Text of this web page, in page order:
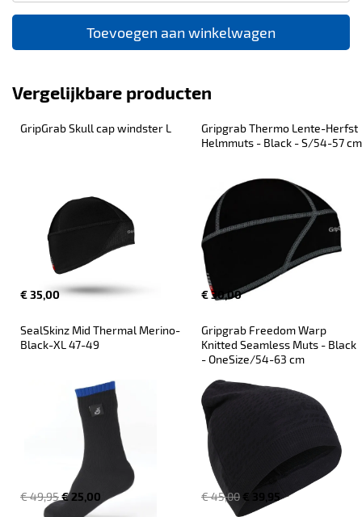
Toevoegen aan winkelwagen
Vergelijkbare producten
GripGrab Skull cap windster L
€ 35,00
Gripgrab Thermo Lente-Herfst
Helmmuts - Black - S/54-57 cm
€ 30,00
SealSkinz Mid Thermal Merino-
Black-XL 47-49
€ 49,95€ 25,00
Gripgrab Freedom Warp
Knitted Seamless Muts - Black
- OneSize/54-63 cm
€ 45,00 € 39,95